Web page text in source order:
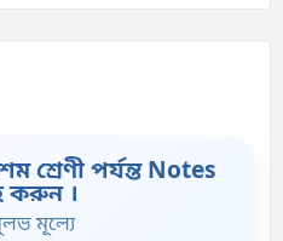
শ্রেণী পর্যন্ত Notes
করুন ।
মূল্যে